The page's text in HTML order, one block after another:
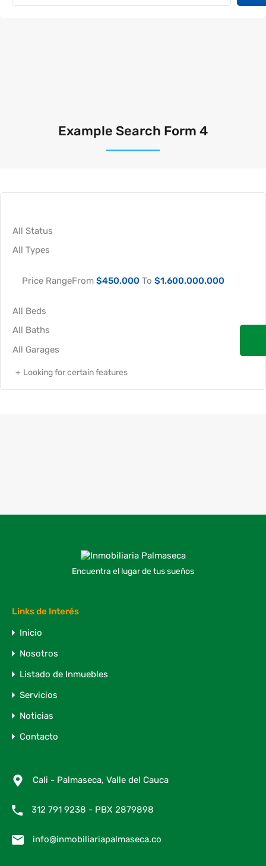
Example Search Form 4
Price RangeFrom $450.000 To $1.600.000.000
Looking for certain features
Encuentra el lugar de tus sueños
Links de Interés
Inicio
Nosotros
Listado de Inmuebles
Servicios
Noticias
Contacto
Cali - Palmaseca, Valle del Cauca
312 791 9238 - PBX 2879898
info@inmobiliariapalmaseca.co